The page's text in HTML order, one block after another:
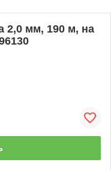
2,0 мм, 190 м, на